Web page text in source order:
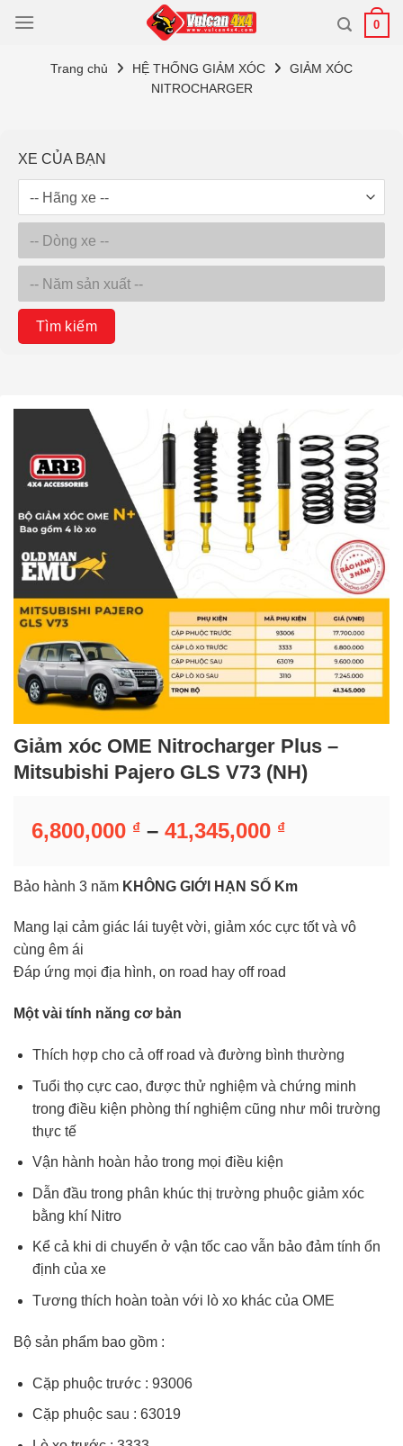
qua
0
Trang chủ HỆ THỐNG GIẢM XÓC
GIẢM XÓC
NITROCHARGER
XE CỦA BẠN
Tìm kiếm
Giảm xóc OME Nitrocharger Plus –
Mitsubishi Pajero GLS V73 (NH)
6,800,000 ₫ – 41,345,000 ₫Khoảng
6,800,000 ₫
đến
41,345,000
Bảo hành 3 năm KHÔNG GIỚI HẠN SỐ Km
Mang lại cảm giác lái tuyệt vời, giảm xóc cực tốt và vô
cùng êm ái
Đáp ứng mọi địa hình, on road hay off road
Một vài tính năng cơ bản
Thích hợp cho cả off road và đường bình thường
Tuổi thọ cực cao, được thử nghiệm và chứng minh
trong điều kiện phòng thí nghiệm cũng như môi trường
thực tế
Vận hành hoàn hảo trong mọi điều kiện
Dẫn đầu trong phân khúc thị trường phuộc giảm xóc
bằng khí Nitro
Kể cả khi di chuyển ở vận tốc cao vẫn bảo đảm tính ổn
định của xe
Tương thích hoàn toàn với lò xo khác của OME
Bộ sản phẩm bao gồm :
Cặp phuộc trước : 93006
Cặp phuộc sau : 63019